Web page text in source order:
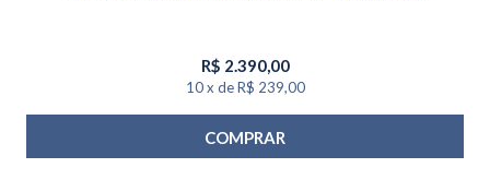
R$ 2.390,00
10 x de R$ 239,00
COMPRAR